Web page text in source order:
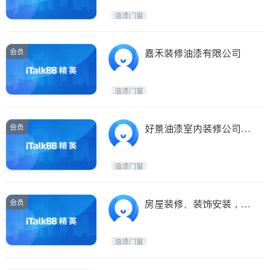
Port Perry
King
油漆门窗
会员 嘉禾装修油漆有限公司
油漆门窗
会员
好景油漆室内装修公司
油漆门窗
会员
房屋装修、装饰安装，十
油漆门窗